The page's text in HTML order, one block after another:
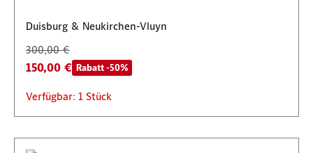
Duisburg & Neukirchen-Vluyn
300,00 €
150,00 € Rabatt -50%
Verfügbar: 1 Stück